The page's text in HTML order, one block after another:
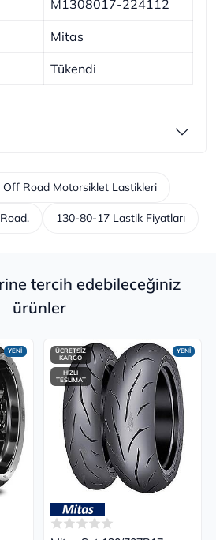
M1308017-224112
Mitas
Tükendi
Off Road Motorsiklet Lastikleri
130-80-17 Lastik Fiyatları
tercih edebileceğiniz
ürünler
YENİ YENİ
ÜCRETSİZ
KARGO
HIZLI
TESLİMAT